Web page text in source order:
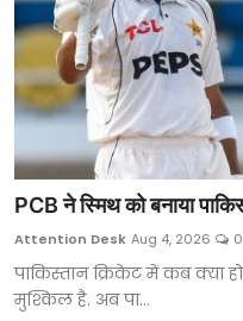
PCB ने स्मिथ को बनाया
Attention Desk Aug 4, 2026 0
पाकिस्तान क्रिकेट में कब क्या
मुश्किल है. अब पा...